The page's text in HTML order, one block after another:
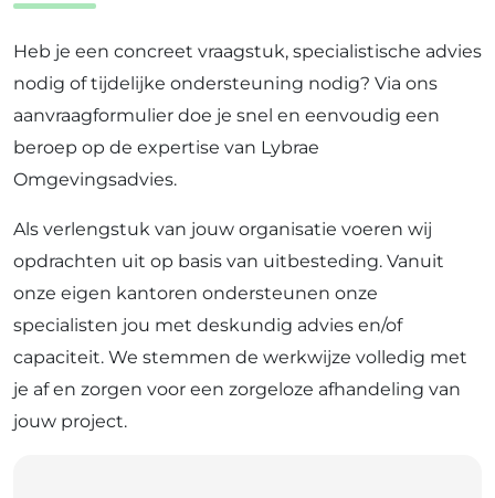
Heb je een concreet vraagstuk, specialistische advies
nodig of tijdelijke ondersteuning nodig? Via ons
aanvraagformulier doe je snel en eenvoudig een
beroep op de expertise van Lybrae
Omgevingsadvies.
Als verlengstuk van jouw organisatie voeren wij
opdrachten uit op basis van uitbesteding. Vanuit
onze eigen kantoren ondersteunen onze
specialisten jou met deskundig advies en/of
capaciteit. We stemmen de werkwijze volledig met
je af en zorgen voor een zorgeloze afhandeling van
jouw project.